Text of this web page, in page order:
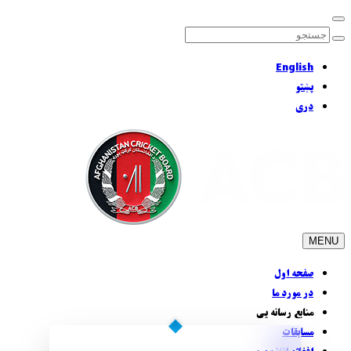
English
پښتو
دری
MENU
صفحه اول
در مورد ما
منابع رسانه يی
مسابقات